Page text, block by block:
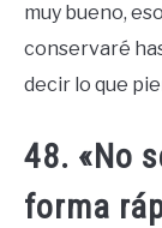
muy bueno,
conservaré
decir lo que
48. «No
forma